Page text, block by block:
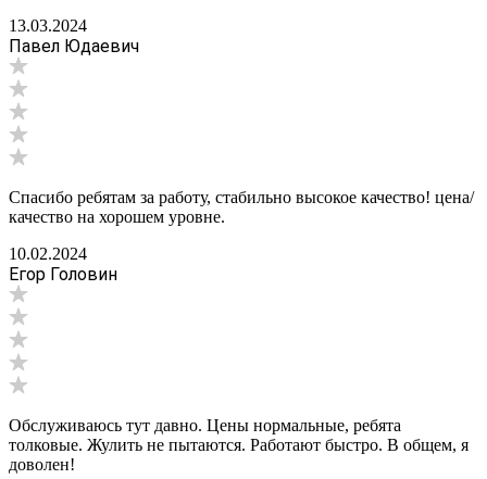
13.03.2024
Павел Юдаевич
Спасибо ребятам за работу, стабильно высокое качество! цена/
качество на хорошем уровне.
10.02.2024
Егор Головин
Обслуживаюсь тут давно. Цены нормальные, ребята
толковые. Жулить не пытаются. Работают быстро. В общем, я
доволен!